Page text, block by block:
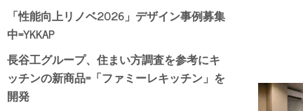
「性能向上リノベ2026」デザイン事例募集
中=YKKAP
長谷工グループ、住まい方調査を参考にキ
ッチンの新商品=「ファミーレキッチン」を
開発